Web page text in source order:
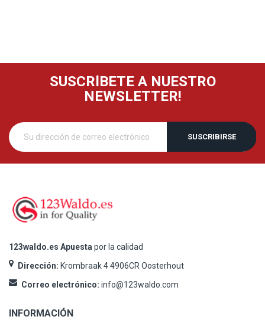
SUSCRÍBETE A NUESTRO
NEWSLETTER!
SUSCRIBIRSE
123waldo.es Apuesta por la calidad
Dirección: Krombraak 4 4906CR Oosterhout
Correo electrónico: info@123waldo.com
INFORMACIÓN